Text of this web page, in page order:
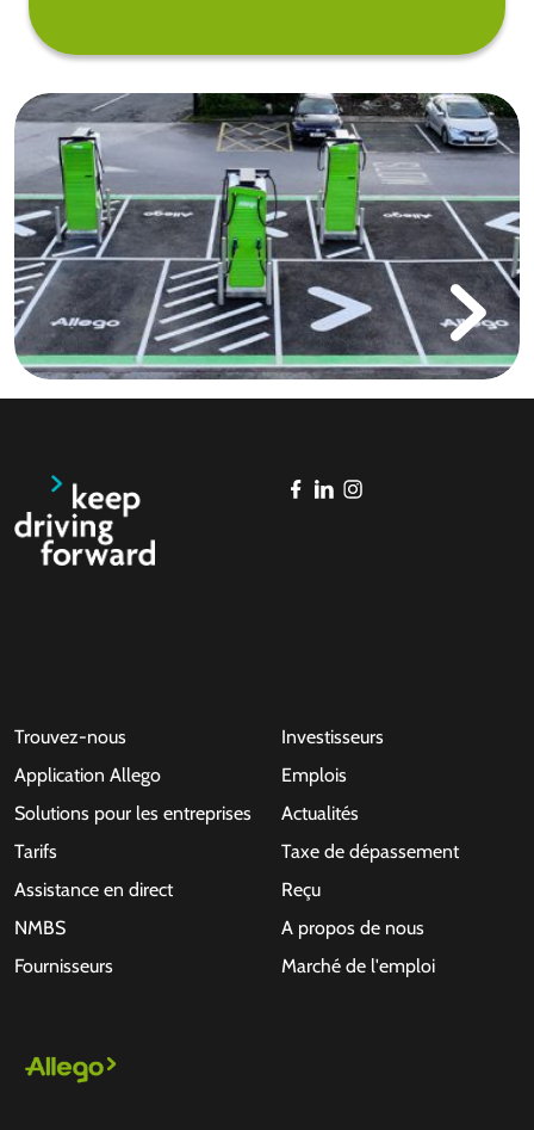
Trouvez-nous
Application Allego
Solutions pour les entreprises
Tarifs
Assistance en direct
NMBS
Fournisseurs
Investisseurs
Emplois
Actualités
Taxe de dépassement
Reçu
A propos de nous
Marché de l'emploi